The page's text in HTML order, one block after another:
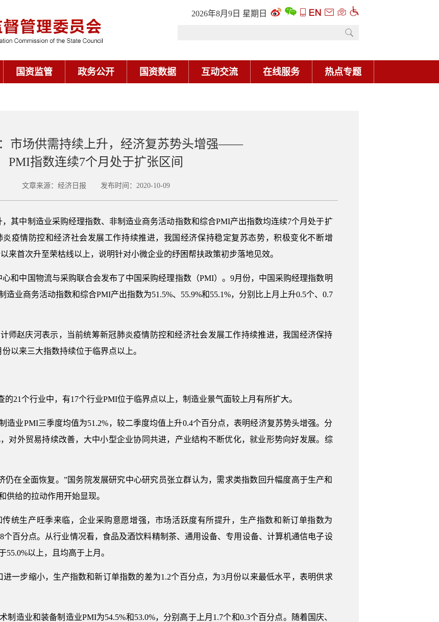
2026年8月9日 星期日
国资监管 政务公开 国资数据 互动交流 在线服务 热点专题
市场供需持续上升，经济复苏势头增强——
PMI指数连续7个月处于扩张区间
文章来源：经济日报 发布时间：2020-10-09
其中制造业采购经理指数、非制造业商务活动指数和综合PMI产出指数均连续7个月处于扩
疫情防控和经济社会发展工作持续推进，我国经济保持稳定复苏态势，积极变化不断增
来首次升至荣枯线以上，说明针对小微企业的纾困帮扶政策初步落地见效。
和中国物流与采购联合会发布了中国采购经理指数（PMI）。9月份，中国采购经理指数明
业商务活动指数和综合PMI产出指数为51.5%、55.9%和55.1%，分别比上月上升0.5个、0.7
师赵庆河表示，当前统筹新冠肺炎疫情防控和经济社会发展工作持续推进，我国经济保持
以来三大指数持续位于临界点以上。
的21个行业中，有17个行业PMI位于临界点以上，制造业景气面较上月有所扩大。
造业PMI三季度均值为51.2%，较二季度均值上升0.4个百分点，表明经济复苏势头增强。分
对外贸易持续改善，大中小型企业协同共进，产业结构不断优化，就业形势向好发展。综
仍在全面恢复。”国务院发展研究中心研究员张立群认为，需求类指数回升幅度高于生产和
供给的拉动作用开始显现。
统生产旺季来临，企业采购意愿增强，市场活跃度有所提升，生产指数和新订单指数为
个百分点。从行业情况看，食品及酒饮料精制茶、通用设备、专用设备、计算机通信电子设
以上，且均高于上月。
一步缩小，生产指数和新订单指数的差为1.2个百分点，为3月份以来最低水平，表明供求
制造业和装备制造业PMI为54.5%和53.0%，分别高于上月1.7个和0.3个百分点。随着国庆、